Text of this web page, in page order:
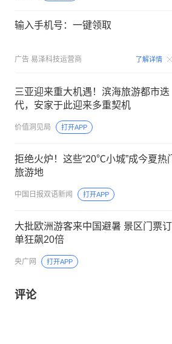
输入手机号：一键领取
广告 易泽科技运营商 了解详情
三亚迎来重大机遇！滨海旅游都市迭
代，安家于此迎来多重契机
价值洞见局 打开APP
拒绝火炉！这些“20℃小城”成今夏热门
旅游地
中国日报双语新闻 打开APP
大批欧洲游客来中国避暑 景区门票订
单狂飙20倍
央广网 打开APP
评论